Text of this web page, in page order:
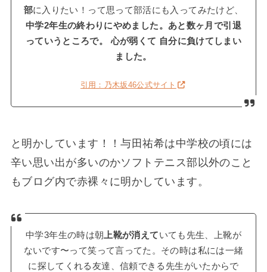
部に入りたい！って思って部活にも入ってみたけど、
中学2年生の終わりにやめました。あと数ヶ月で引退
っていうところで。 心が弱くて 自分に負けてしまい
ました。
引用：乃木坂46公式サイト
と明かしています！！与田祐希は中学校の頃には
辛い思い出が多いのかソフトテニス部以外のこと
もブログ内で赤裸々に明かしています。
中学3年生の時は朝上靴が消えていても先生、上靴が
ないです〜って笑って言ってた。その時は私には一緒
に探してくれる友達、信頼できる先生がいたからで